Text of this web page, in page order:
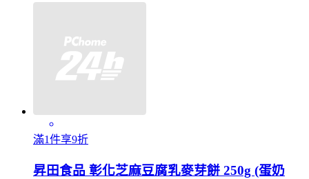
滿1件享9折
昇田食品 彰化芝麻豆腐乳麥芽餅 250g (蛋奶